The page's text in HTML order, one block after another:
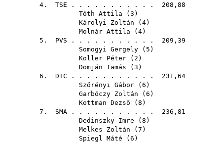
4. TSE . . . . . . . . . . . 208,88
Tóth Attila ( 3 )
Károlyi Zoltán ( 4)
Molnár Attila ( 4)
5. PVS . . . . . . . . . . . 209,39
Somogyi Gergely ( 5 )
Koller Péter ( 2 )
Domján Tamás ( 3 )
6. DTC . . . . . . . . . . . 231,64
Szörényi Gábor ( 6 )
Garbóczy Zoltán ( 6 )
Kottman Dezső ( 8 )
7. SMA . . . . . . . . . . . 236,81
Dedinszky Imre ( 8 )
Melkes Zoltán ( 7 )
Spiegl Máté ( 6 )